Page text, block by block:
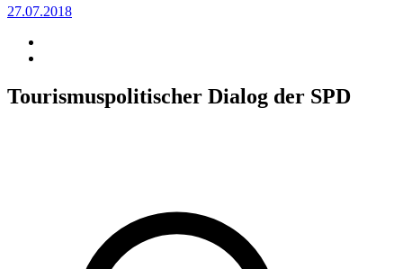
27.07.2018
Tourismuspolitischer Dialog der SPD